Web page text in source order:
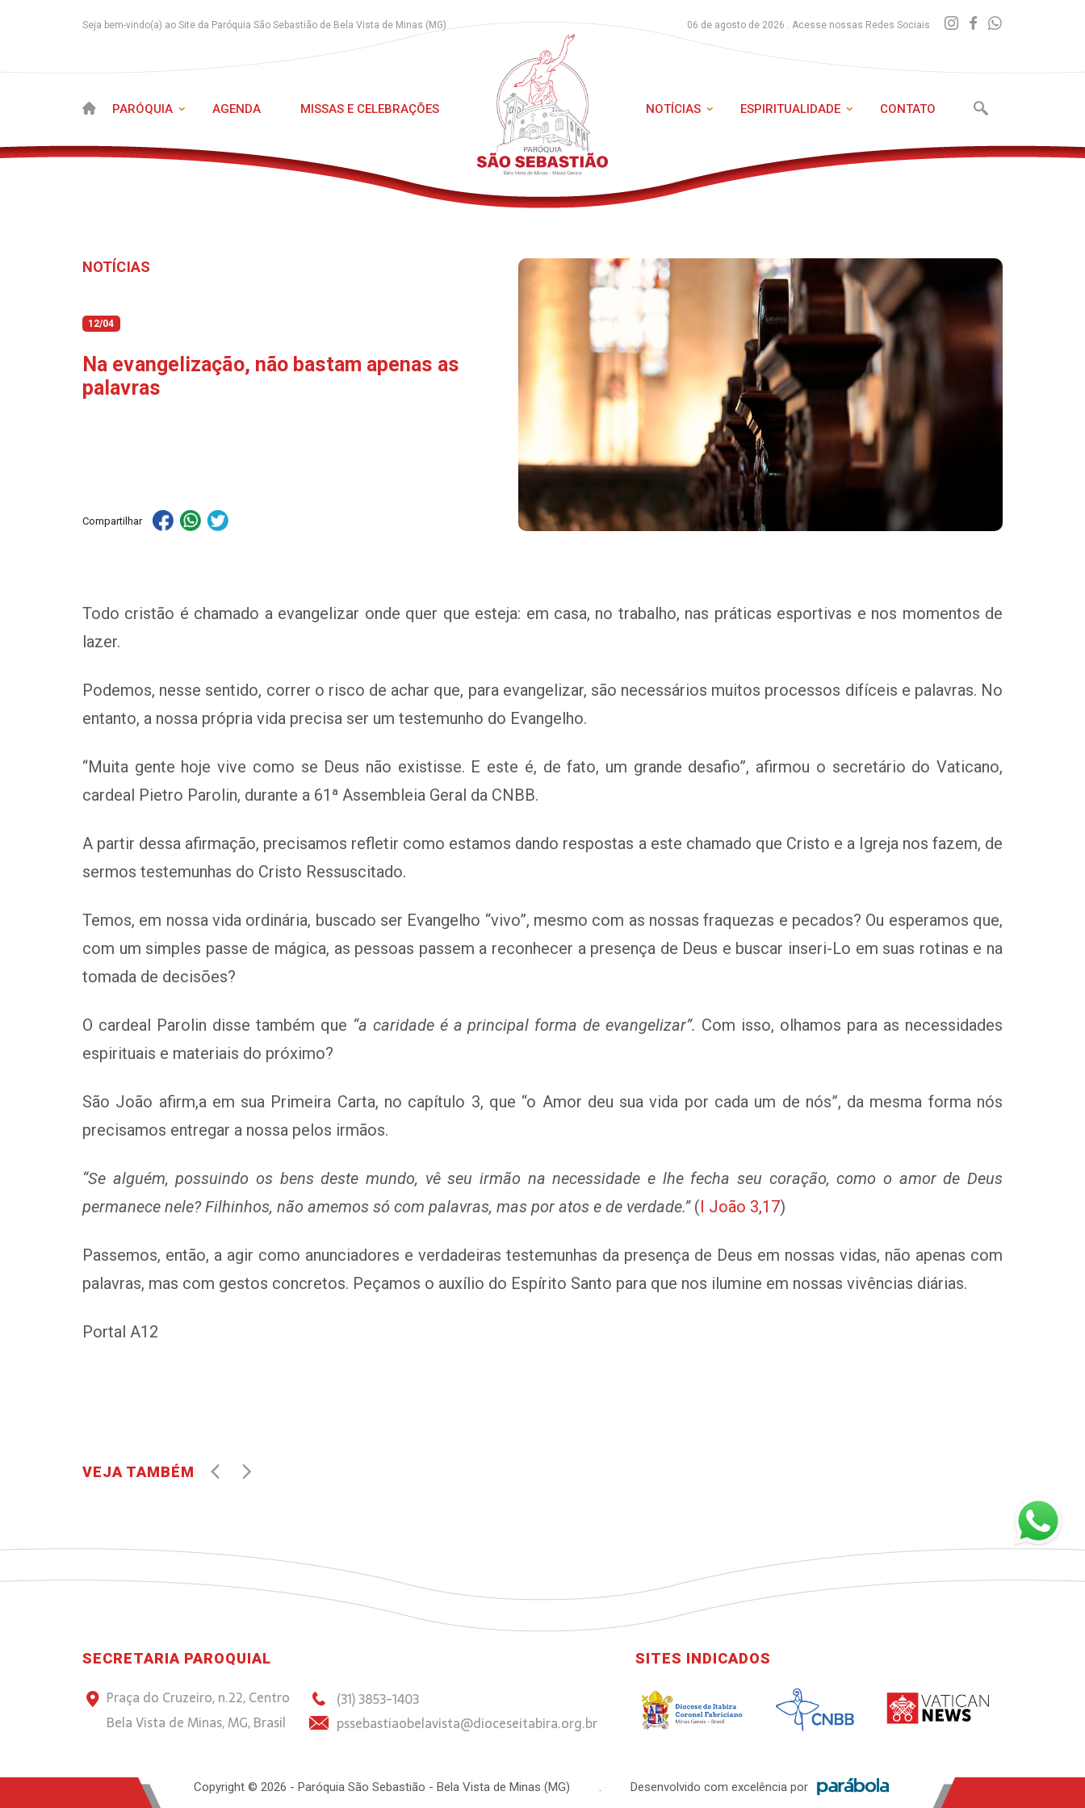
Seja bem-vindo(a) ao Site da Paróquia São Sebastião de Bela Vista de Minas (MG) 06 de agosto de 2026 . Acesse nossas Redes Sociais
PARÓQUIA AGENDA MISSAS E CELEBRAÇÕES NOTÍCIAS ESPIRITUALIDADE CONTATO
NOTÍCIAS
12/04
Na evangelização, não bastam apenas as
palavras
Compartilhar
Todo cristão é chamado a evangelizar onde quer que esteja: em casa, no trabalho, nas práticas esportivas e nos momentos de
lazer.
Podemos, nesse sentido, correr o risco de achar que, para evangelizar, são necessários muitos processos difíceis e palavras. No
entanto, a nossa própria vida precisa ser um testemunho do Evangelho.
“Muita gente hoje vive como se Deus não existisse. E este é, de fato, um grande desafio”, afirmou o secretário do Vaticano,
cardeal Pietro Parolin, durante a 61ª Assembleia Geral da CNBB.
A partir dessa afirmação, precisamos refletir como estamos dando respostas a este chamado que Cristo e a Igreja nos fazem, de
sermos testemunhas do Cristo Ressuscitado.
Temos, em nossa vida ordinária, buscado ser Evangelho “vivo”, mesmo com as nossas fraquezas e pecados? Ou esperamos que,
com um simples passe de mágica, as pessoas passem a reconhecer a presença de Deus e buscar inseri-Lo em suas rotinas e na
tomada de decisões?
O cardeal Parolin disse também que “a caridade é a principal forma de evangelizar”. Com isso, olhamos para as necessidades
espirituais e materiais do próximo?
São João afirm,a em sua Primeira Carta, no capítulo 3, que “o Amor deu sua vida por cada um de nós”, da mesma forma nós
precisamos entregar a nossa pelos irmãos.
“Se alguém, possuindo os bens deste mundo, vê seu irmão na necessidade e lhe fecha seu coração, como o amor de Deus
permanece nele? Filhinhos, não amemos só com palavras, mas por atos e de verdade.” (I João 3,17)
Passemos, então, a agir como anunciadores e verdadeiras testemunhas da presença de Deus em nossas vidas, não apenas com
palavras, mas com gestos concretos. Peçamos o auxílio do Espírito Santo para que nos ilumine em nossas vivências diárias.
Portal A12
VEJA TAMBÉM
SECRETARIA PAROQUIAL
Praça do Cruzeiro, n.22, Centro
Bela Vista de Minas, MG, Brasil
(31) 3853-1403
pssebastiaobelavista@dioceseitabira.org.br
SITES INDICADOS
Copyright © 2026 - Paróquia São Sebastião - Bela Vista de Minas (MG) . Desenvolvido com excelência por